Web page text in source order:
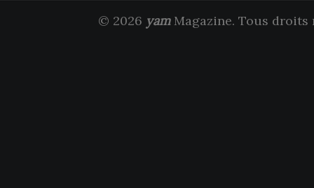
© 2026 yamMagazine. Tous droits